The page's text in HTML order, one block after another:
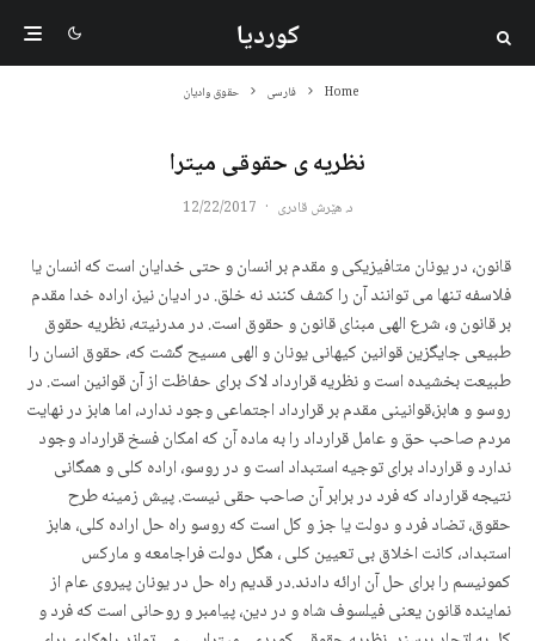
کوردیا
Home فارسی حقوق وادیان
نظریه ی حقوقی میترا
د. هێرش قادری ·
12/22/2017
قانون، در یونان متافیزیکی و مقدم بر انسان و حتی خدایان است که انسان یا
فلاسفه تنها می توانند آن را کشف کنند نه خلق. در ادیان نیز، اراده خدا مقدم
بر قانون و، شرع الهی مبنای قانون و حقوق است. در مدرنیته، نظریه حقوق
طبیعی جایگزین قوانین کیهانی یونان و الهی مسیح گشت که، حقوق انسان را
طبیعت بخشیده است و نظریه قرارداد لاک برای حفاظت از آن قوانین است. در
روسو و هابز،قوانینی مقدم بر قرارداد اجتماعی وجود ندارد، اما هابز در نهایت
مردم صاحب حق و عامل قرارداد را به ماده آن که امکان فسخ قرارداد وجود
ندارد و قرارداد برای توجیه استبداد است و در روسو، اراده کلی و همگانی
نتیجه قرارداد که فرد در برابر آن صاحب حقی نیست. پیش زمینه طرح
حقوق، تضاد فرد و دولت یا جز و کل است که روسو راه حل اراده کلی، هابز
استبداد، کانت اخلاق بی تعیین کلی ، هگل دولت فراجامعه و مارکس
کمونیسم را برای حل آن ارائه دادند.در قدیم راه حل در یونان پیروی عام از
نماینده قانون یعنی فیلسوف شاه و در دین، پیامبر و روحانی است که فرد و